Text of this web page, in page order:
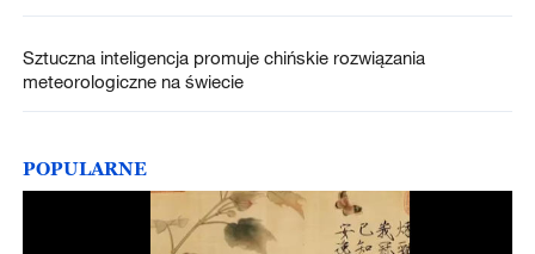
Sztuczna inteligencja promuje chińskie rozwiązania
meteorologiczne na świecie
POPULARNE